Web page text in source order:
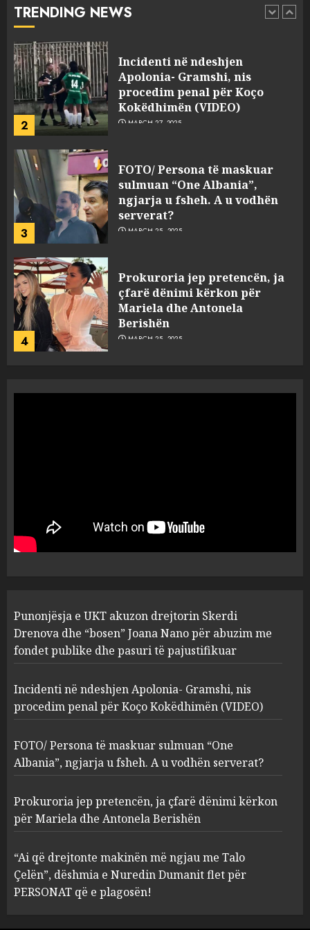
TRENDING NEWS
1
pasuri të pajustifikuar
2
Incidenti në ndeshjen
Apolonia- Gramshi, nis
procedim penal për Koço
Kokëdhimën (VIDEO)
MARCH 27, 2025
3
FOTO/ Persona të maskuar
sulmuan “One Albania”,
ngjarja u fsheh. A u vodhën
serverat?
MARCH 25, 2025
4
Prokuroria jep pretencën, ja
çfarë dënimi kërkon për
Mariela dhe Antonela
Berishën
MARCH 25, 2025
1
“bosen” Joana Nano për
abuzim me fondet publike dhe
pasuri të pajustifikuar
2
Apolonia- Gramshi, nis
procedim penal për Koço
Kokëdhimën (VIDEO)
MARCH 27, 2025
3
FOTO/ Persona të maskuar
sulmuan “One Albania”,
ngjarja u fsheh. A u vodhën
serverat?
4
Prokuroria jep pretencën, ja
çfarë dënimi kërkon për
Berishën
MARCH 25, 2025
“Ai që drejtonte makinën më
Punonjësja e UKT akuzon drejtorin Skerdi
Drenova dhe “bosen” Joana Nano për abuzim me
fondet publike dhe pasuri të pajustifikuar
Incidenti në ndeshjen Apolonia- Gramshi, nis
procedim penal për Koço Kokëdhimën (VIDEO)
FOTO/ Persona të maskuar sulmuan “One
Albania”, ngjarja u fsheh. A u vodhën serverat?
Prokuroria jep pretencën, ja çfarë dënimi kërkon
për Mariela dhe Antonela Berishën
“Ai që drejtonte makinën më ngjau me Talo
Çelën”, dëshmia e Nuredin Dumanit flet për
PERSONAT që e plagosën!